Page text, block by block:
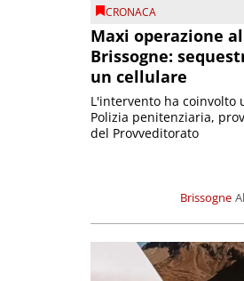
CRONACA
Maxi operazione
Brissogne:
un cellulare
Brissogne
L'intervento ha
Polizia penitenziaria,
del Provveditorato